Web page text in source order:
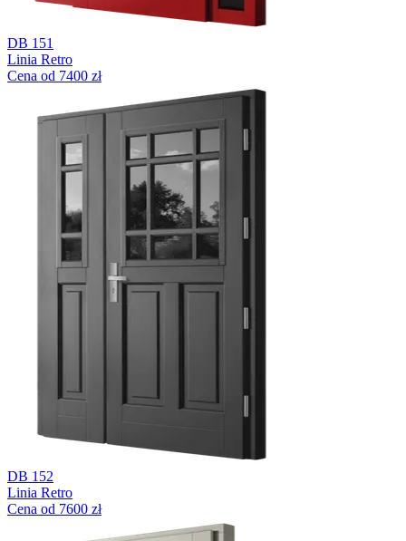
DB 151
Linia Retro
Cena od 7400 zł
DB 152
Linia Retro
Cena od 7600 zł